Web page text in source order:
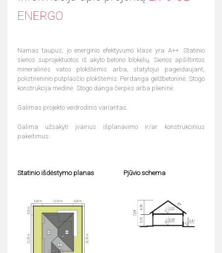
ENERGO
Namas taupus, jo energinio efektyvumo klasė yra A++. Statinio
sienos suprojektuotos iš akyto betono blokelių. Sienos apšiltintos
mineralinės vatos plokštėmis arba, statytojui pageidaujant,
polistireninio putplasčio plokštėmis. Perdanga gelžbetoninė. Stogo
konstrukcija medinė. Stogo danga čerpės arba plieninė.
Galimas projekto veidrodinis variantas.
Galima užsakyti įvairius išplanavimo ir/ar konstrukcinius
pakeitimus.
Statinio išdėstymo planas Pjūvio schema